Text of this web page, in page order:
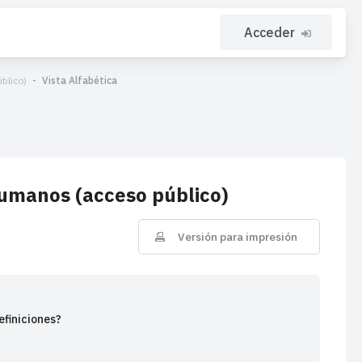
Acceder
Vista Alfabética
(acceso público)
Versión para impresión